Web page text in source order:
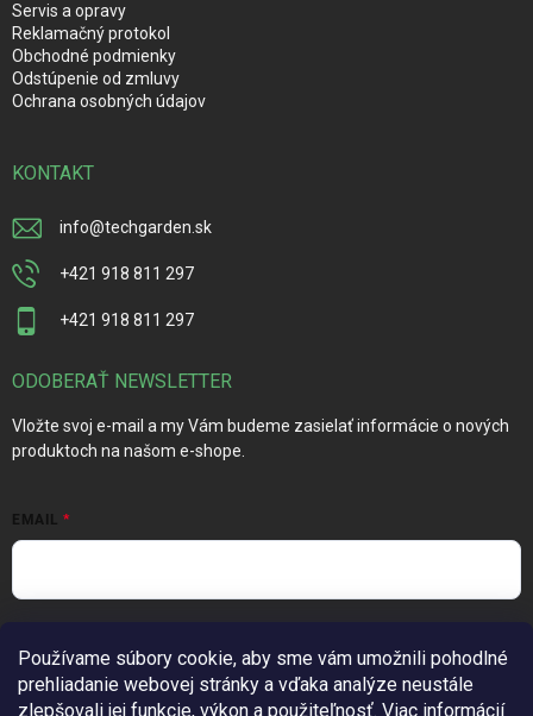
Používame súbory cookie, aby sme vám umožnili pohodlné
prehliadanie webovej stránky a vďaka analýze neustále
zlepšovali jej funkcie, výkon a použiteľnosť. Viac informácií
Servis a opravy
Reklamačný protokol
Obchodné podmienky
Odstúpenie od zmluvy
Ochrana osobných údajov
KONTAKT
info@techgarden.sk
+421 918 811 297
+421 918 811 297
ODOBERAŤ NEWSLETTER
Vložte svoj e-mail a my Vám budeme zasielať informácie o nových
produktoch na našom e-shope.
EMAIL
údajov
Prihlásiť sa